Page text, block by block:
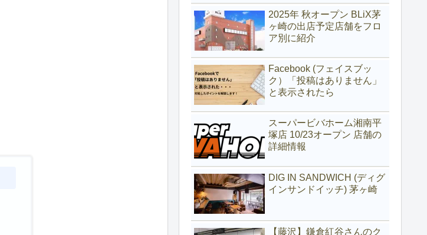
2025年 秋オープン BLiX茅
ヶ崎の出店予定店舗をフロ
ア別に紹介
Facebook (フェイスブッ
ク）「投稿はありません」
と表示されたら
スーパービバホーム湘南平
塚店 10/23オープン 店舗の
詳細情報
DIG IN SANDWICH (ディグ
インサンドイッチ) 茅ヶ崎
【藤沢】鎌倉紅谷さんのク